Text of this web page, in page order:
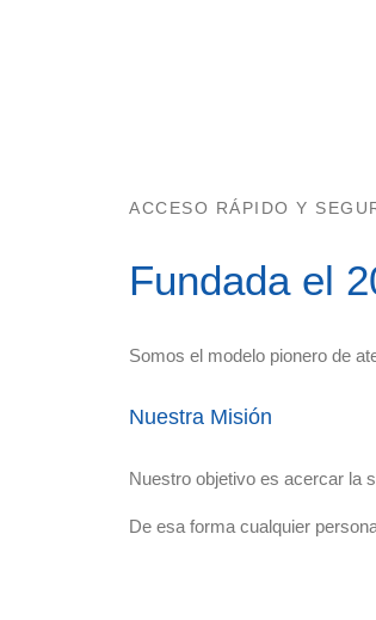
ACCESO RÁPIDO Y
Fundada el
Somos el modelo pionero de
Nuestra Misión
Nuestro objetivo es acercar la
De esa forma cualquier